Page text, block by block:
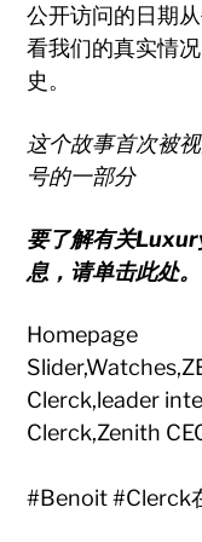
公开访问的日期
看我们的真实情
史。
这个故事首次被
号的一部分
要了解有关
息，请单击此处。
Homepage
Clerck,leader
Clerck,Zenith
#Benoit #Clerck